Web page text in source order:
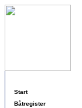
Start
Båtregister